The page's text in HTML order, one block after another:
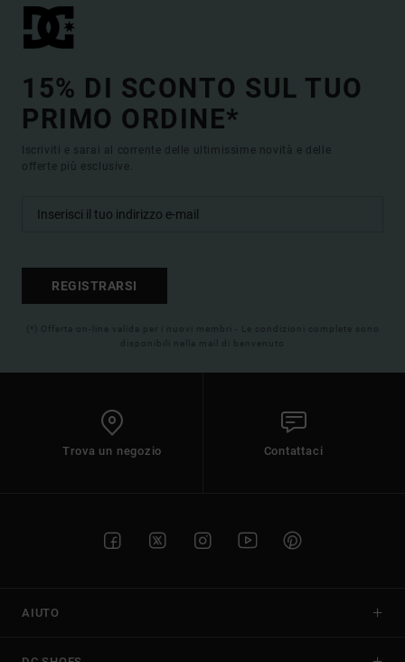
15% DI SCONTO SUL TUO
PRIMO ORDINE*
Iscriviti e sarai al corrente delle ultimissime novità e delle
offerte più esclusive.
REGISTRARSI
(*) Offerta on-line valida per i nuovi membri - Le condizioni complete sono
disponibili nella mail di benvenuto
Trova un negozio Contattaci
AIUTO